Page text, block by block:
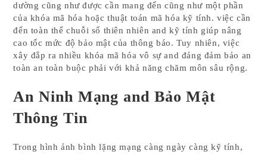
dường cũng như được cần mang đến cũng như một phần
của khóa mã hóa hoặc thuật toán mã hóa kỹ tính. việc cần
đến toàn thể chuỗi số thiên nhiên and kỹ tính giúp nâng
cao tốc mức độ bảo mật của thông báo. Tuy nhiên, việc
xây đắp ra nhiều khóa mã hóa vô sự and đáng đảm bảo an
toàn an toàn buộc phải với khả năng chăm môn sâu rộng.
An Ninh Mạng and Bảo Mật
Thông Tin
Trong hình ảnh bình lặng mạng càng ngày càng kỹ tính,